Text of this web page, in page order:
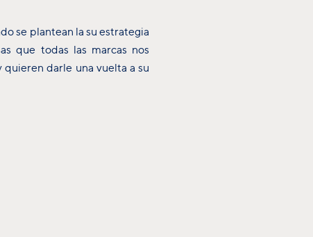
se plantean la su estrategia
que todas las marcas nos
darle una vuelta a su